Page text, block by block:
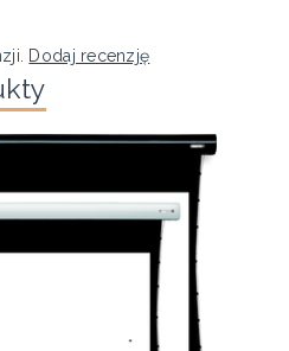
Dodaj recenzję